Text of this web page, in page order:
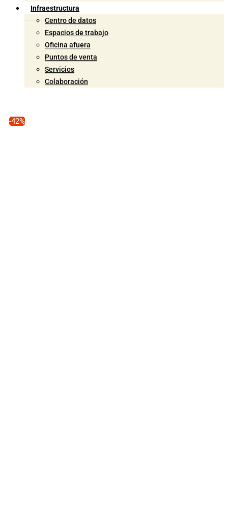
Infraestructura
Centro de datos
Espacios de trabajo
Oficina afuera
Puntos de venta
Servicios
Colaboración
-42%